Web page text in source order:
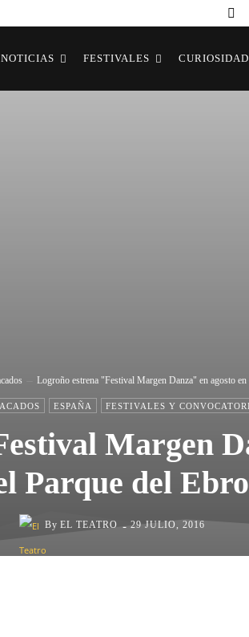
NOTICIAS FESTIVALES
Logroño estrena "Festival Margen Danza" en agosto en
ESPAÑA FESTIVALES Y
Margen
Parque del Ebro
By EL TEATRO - 29 JULIO, 2016